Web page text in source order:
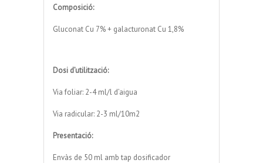
Composició:
Gluconat Cu 7% + galacturonat Cu 1,8%
Dosi d’utilització:
Via foliar: 2-4 ml/l d’aigua
Via radicular: 2-3 ml/10m2
Presentació:
Envàs de 50 ml amb tap dosificador